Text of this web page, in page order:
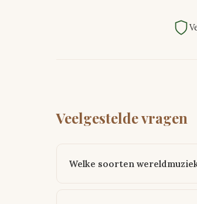
Veelgestelde vragen
Welke soorten